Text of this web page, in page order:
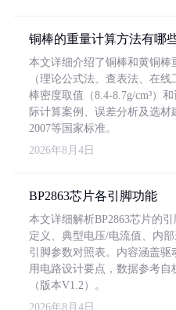
铜棒的重量计算方法有哪
本文详细介绍了铜棒和黄铜棒
（理论公式法、查表法、在
棒密度取值（8.4-8.7g/cm³）
际计算案例、误差分析及选材
2007等国家标准。
2026年8月4日
BP2863芯片各引脚功能
本文详细解析BP2863芯片的
定义、典型电压/电流值、内
引脚参数对照表。内容涵盖
用电路设计要点，数据参考
（版本V1.2）。
2026年8月4日